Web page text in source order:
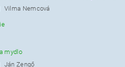
Vilma Nemcová
mydlo
Ján Zengő